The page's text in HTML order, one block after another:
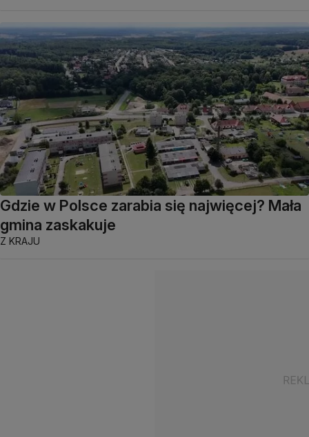
Gdzie w Polsce zarabia się najwięcej? Mała
gmina zaskakuje
Z KRAJU